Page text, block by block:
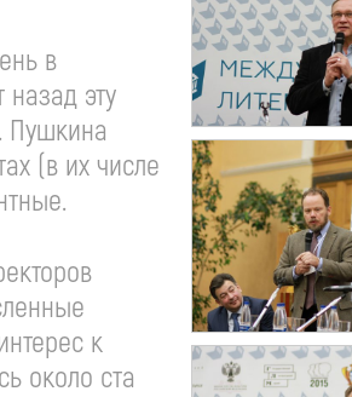
в
эту
Пушкина
(в их числе
к
около ста